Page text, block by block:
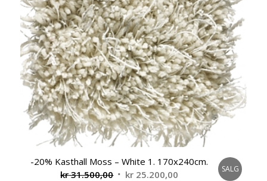
-20% Kasthall Moss – White 1. 170x240cm.
kr31.500,00 Opprinnelig
kr 25.200,00 NåværendeSALG